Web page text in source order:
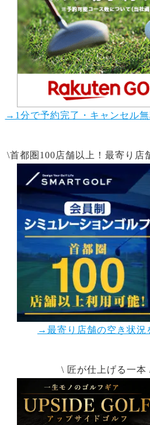
→1分で予約完了・キャンセル
\首都圏100店舗以上！最寄り店
→最寄り店舗の空き状況
\ 匠が仕上げる一本